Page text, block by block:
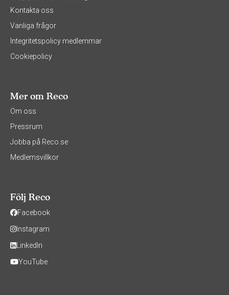
Kontakta oss
Vanliga frågor
Integritetspolicy medlemmar
Cookiepolicy
Mer om Reco
Om oss
Pressrum
Jobba på Reco.se
Medlemsvillkor
Följ Reco
Facebook
Instagram
LinkedIn
YouTube